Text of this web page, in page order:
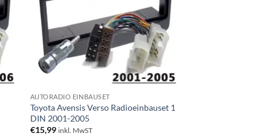
AUTORADIO EINBAUSET
Toyota Avensis Verso Radioeinbauset 1
DIN 2001-2005
€15,99 inkl. MwST